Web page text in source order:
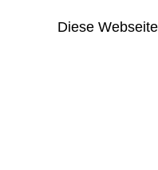
Diese